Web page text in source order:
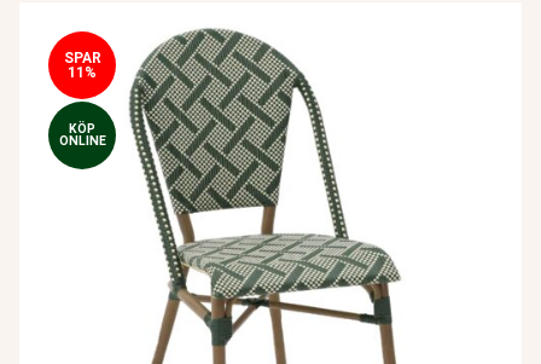
SPAR
11%
KÖP
ONLINE